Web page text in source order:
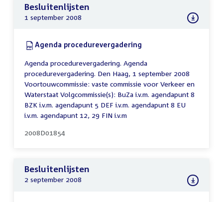
Besluitenlijsten
1 september 2008
Download:
Agenda procedurevergadering
Agenda procedurevergadering. Agenda
procedurevergadering. Den Haag, 1 september 2008
Voortouwcommissie: vaste commissie voor Verkeer en
Waterstaat Volgcommissie(s): BuZa i.v.m. agendapunt 8
BZK i.v.m. agendapunt 5 DEF i.v.m. agendapunt 8 EU
i.v.m. agendapunt 12, 29 FIN i.v.m
2008D01854
Besluitenlijsten
2 september 2008